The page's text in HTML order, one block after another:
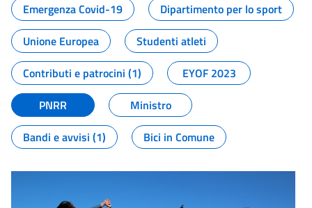
Emergenza Covid-19
Dipartimento per lo sport
Unione Europea
Studenti atleti
Contributi e patrocini (1)
EYOF 2023
PNRR
Ministro
Bandi e avvisi (1)
Bici in Comune